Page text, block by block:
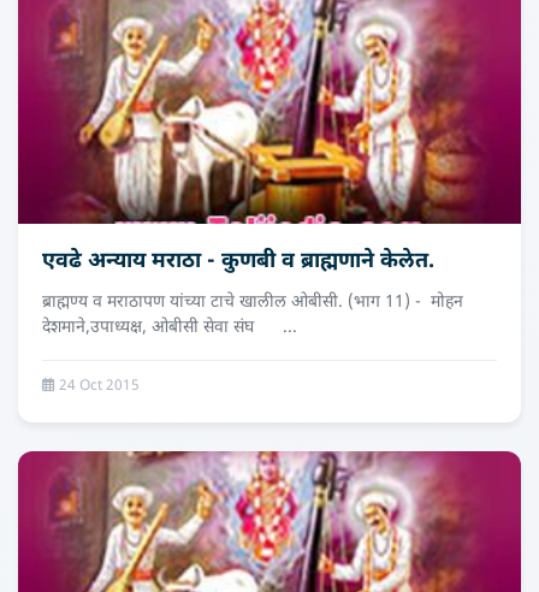
एवढे अन्याय मराठा - कुणबी व ब्राह्मणाने केलेत.
ब्राह्मण्य व मराठापण यांच्या टाचे खालील ओबीसी. (भाग 11) - मोहन
देशमाने,उपाध्‍यक्ष, ओबीसी सेवा संघ ...
24 Oct 2015